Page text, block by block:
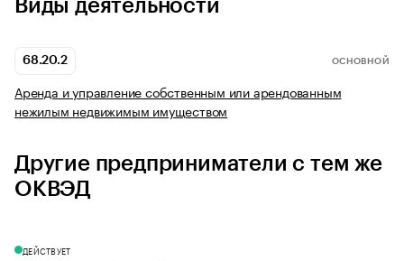
Виды деятельности
68.20.2 ОСНОВНОЙ
Аренда и управление собственным или арендованным
нежилым недвижимым имуществом
Другие предприниматели с тем же
ОКВЭД
ДЕЙСТВУЕТ